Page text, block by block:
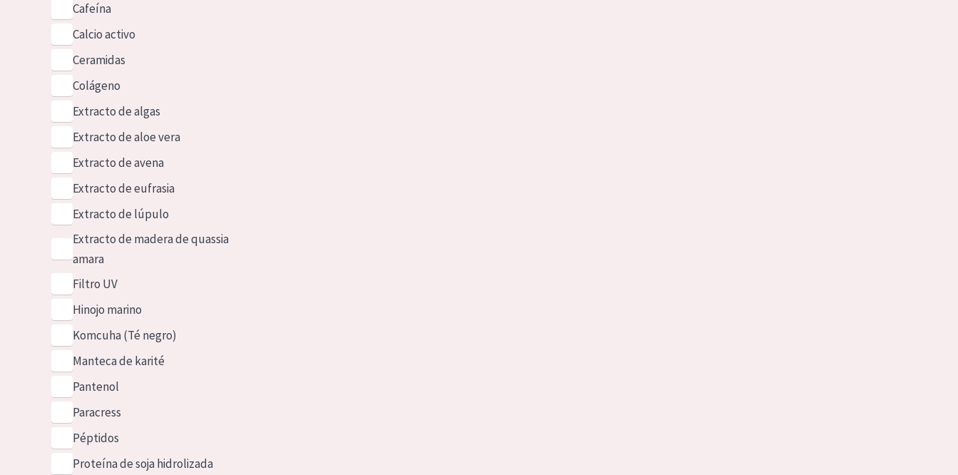
Cafeína
Calcio activo
Ceramidas
Colágeno
Extracto de algas
Extracto de aloe vera
Extracto de avena
Extracto de eufrasia
Extracto de lúpulo
Extracto de madera de quassia
amara
Filtro UV
Hinojo marino
Komcuha (Té negro)
Manteca de karité
Pantenol
Paracress
Péptidos
Proteína de soja hidrolizada